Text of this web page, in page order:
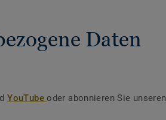
Daten
YouTubeoder abonnieren Sie unseren